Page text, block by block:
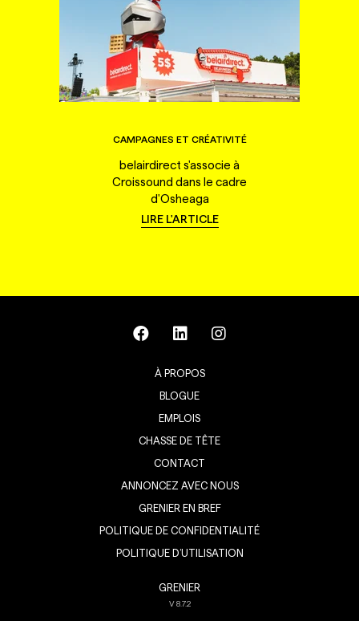
CAMPAGNES ET CRÉATIVITÉ
belairdirect s'associe à
Croissound dans le cadre
d'Osheaga
LIRE L'ARTICLE
À PROPOS
BLOGUE
EMPLOIS
CHASSE DE TÊTE
CONTACT
ANNONCEZ AVEC NOUS
GRENIER EN BREF
POLITIQUE DE CONFIDENTIALITÉ
POLITIQUE D’UTILISATION
GRENIER
V8.7.2